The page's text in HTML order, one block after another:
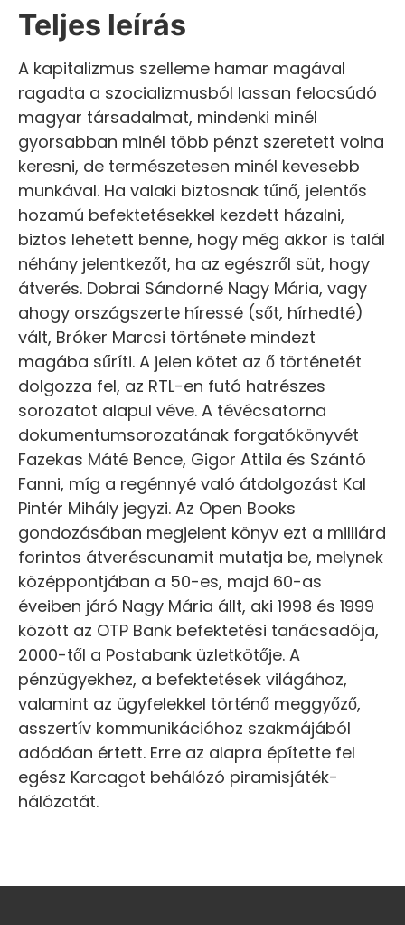
Teljes leírás
A kapitalizmus szelleme hamar magával
ragadta a szocializmusból lassan felocsúdó
magyar társadalmat, mindenki minél
gyorsabban minél több pénzt szeretett volna
keresni, de természetesen minél kevesebb
munkával. Ha valaki biztosnak tűnő, jelentős
hozamú befektetésekkel kezdett házalni,
biztos lehetett benne, hogy még akkor is talál
néhány jelentkezőt, ha az egészről süt, hogy
átverés. Dobrai Sándorné Nagy Mária, vagy
ahogy országszerte híressé (sőt, hírhedté)
vált, Bróker Marcsi története mindezt
magába sűríti. A jelen kötet az ő történetét
dolgozza fel, az RTL-en futó hatrészes
sorozatot alapul véve. A tévécsatorna
dokumentumsorozatának forgatókönyvét
Fazekas Máté Bence, Gigor Attila és Szántó
Fanni, míg a regénnyé való átdolgozást Kal
Pintér Mihály jegyzi. Az Open Books
gondozásában megjelent könyv ezt a milliárd
forintos átveréscunamit mutatja be, melynek
középpontjában a 50-es, majd 60-as
éveiben járó Nagy Mária állt, aki 1998 és 1999
között az OTP Bank befektetési tanácsadója,
2000-től a Postabank üzletkötője. A
pénzügyekhez, a befektetések világához,
valamint az ügyfelekkel történő meggyőző,
asszertív kommunikációhoz szakmájából
adódóan értett. Erre az alapra építette fel
egész Karcagot behálózó piramisjáték-
hálózatát.